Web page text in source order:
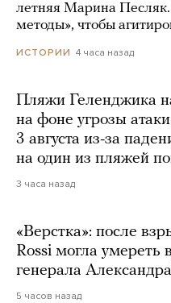
летняя Марина
методы», чтобы
ИСТОРИИ 4 часа назад
Пляжи Геленджика
на фоне угрозы
3 августа из-за
на один из пляжей
3 часа назад
«Верстка»: после
Rossi могла умереть
генерала
5 часов назад